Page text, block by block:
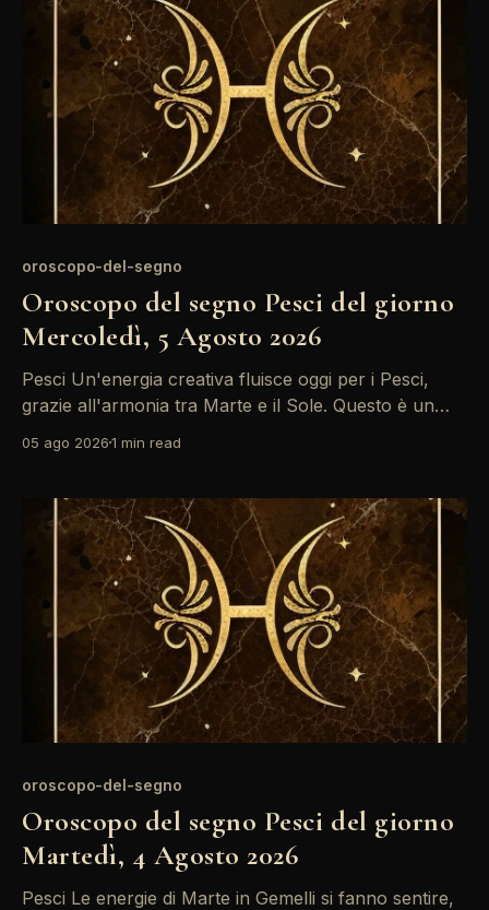
oroscopo-del-segno
Oroscopo del segno Pesci del giorno
Mercoledì, 5 Agosto 2026
Pesci Un'energia creativa fluisce oggi per i Pesci,
grazie all'armonia tra Marte e il Sole. Questo è un
condividere la propria visione con gli altri. Non
forte e
05 ago 20261 min read
oroscopo-del-segno
Oroscopo del segno Pesci del giorno
Martedì, 4 Agosto 2026
Pesci Le energie di Marte in Gemelli si fanno sentire,